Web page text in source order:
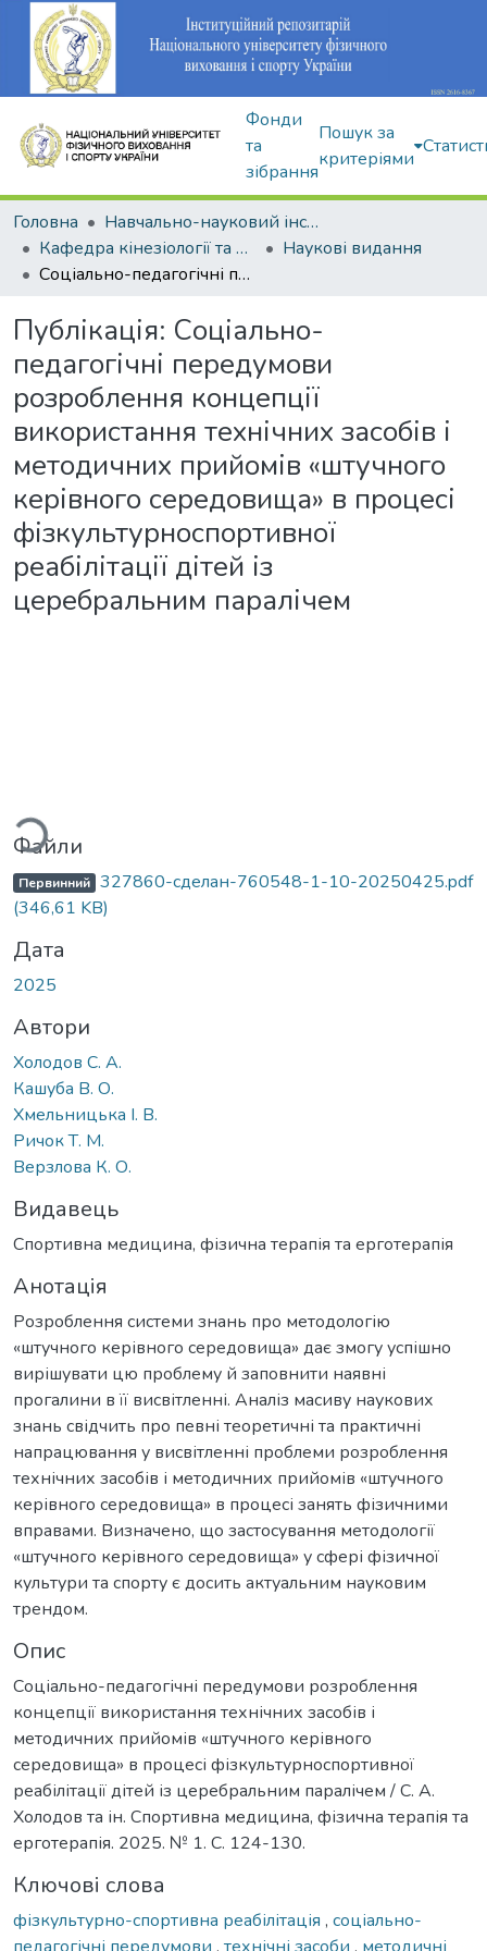
Фонди
та
зібрання
Пошук за
критеріями
Головна
Навчально-науковий інститут здоров'я, реабілітації та фізичного виховання
Кафедра кінезіології та фізкультурно-спортивної реабілітації
Наукові видання
Соціально-педагогічні передумови розроблення концепції використання технічних засобів і методичних прийомів «штучного керівного середовища» в процесі фізкультурноспортивної реабілітації дітей із церебральним паралічем
Публікація: Соціально-
педагогічні передумови
розроблення концепції
використання технічних засобів і
методичних прийомів «штучного
керівного середовища» в процесі
фізкультурноспортивної
реабілітації дітей із
церебральним паралічем
Файли
Первинний 327860-сделан-760548-1-10-20250425.pdf
(346,61 KB)
Дата
2025
Автори
Холодов С. А.
Кашуба В. О.
Хмельницька І. В.
Ричок Т. М.
Верзлова К. О.
Видавець
Спортивна медицина, фізична терапія та ерготерапія
Анотація
Розроблення системи знань про методологію
«штучного керівного середовища» дає змогу успішно
вирішувати цю проблему й заповнити наявні
прогалини в її висвітленні. Аналіз масиву наукових
знань свідчить про певні теоретичні та практичні
напрацювання у висвітленні проблеми розроблення
технічних засобів і методичних прийомів «штучного
керівного середовища» в процесі занять фізичними
вправами. Визначено, що застосування методології
«штучного керівного середовища» у сфері фізичної
культури та спорту є досить актуальним науковим
трендом.
Опис
Соціально-педагогічні передумови розроблення
концепції використання технічних засобів і
методичних прийомів «штучного керівного
середовища» в процесі фізкультурноспортивної
реабілітації дітей із церебральним паралічем / С. А.
Холодов та ін. Спортивна медицина, фізична терапія та
ерготерапія. 2025. № 1. С. 124-130.
Ключові слова
фізкультурно-спортивна реабілітація , соціально-